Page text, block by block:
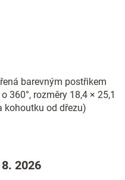
barevným postřikem
360°, rozměry 18,4 × 25,1
kohoutku od dřezu)
2026